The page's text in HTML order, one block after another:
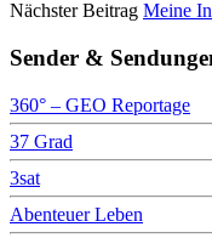
Nächster Beitrag Meine
Sender &
360° – GEO Reportage
37 Grad
3sat
Abenteuer Leben